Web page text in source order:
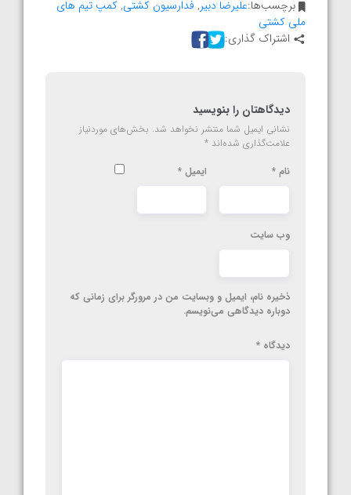
برچسب‌ها:علیرضا دبیر, فدارسیون کشتی,کمپ تیم های
ملی کشتی
اشتراک گذاری:
دیدگاهتان را بنویسید
نشانی ایمیل شما منتشر نخواهد شد. بخش‌های موردنیاز
علامت‌گذاری شده‌اند *
نام * ایمیل *
وب‌ سایت
ذخیره نام، ایمیل و وبسایت من در مرورگر برای زمانی که
دوباره دیدگاهی می‌نویسم.
دیدگاه *